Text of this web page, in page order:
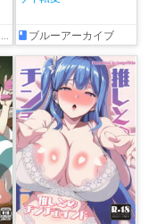
ブルーアーカイブ